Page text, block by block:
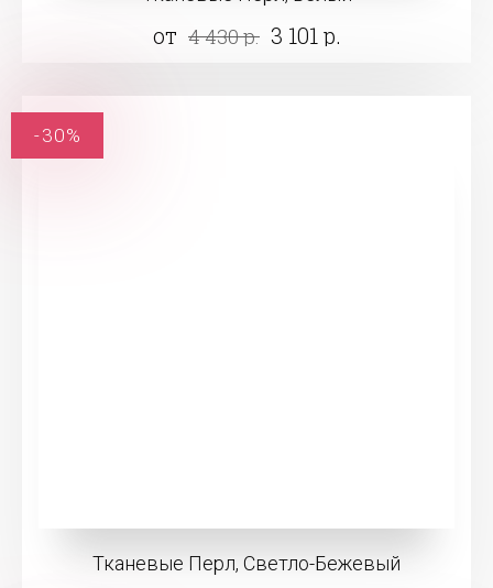
от 4 430 р. 3 101 р.
Тканевые Перл, Светло-Бежевый
-30%